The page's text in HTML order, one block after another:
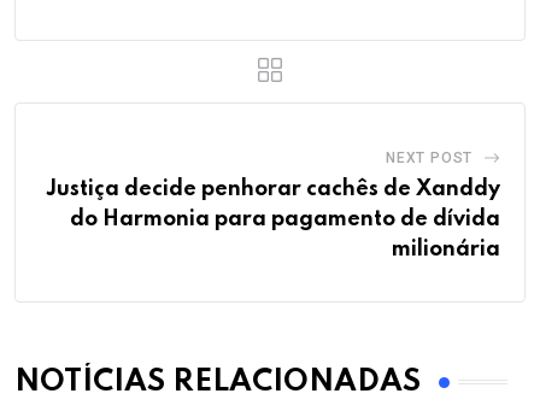
NEXT POST
Justiça decide penhorar cachês de Xanddy
do Harmonia para pagamento de dívida
milionária
NOTÍCIAS RELACIONADAS